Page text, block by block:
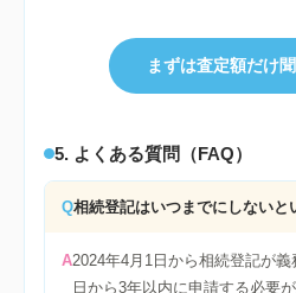
まずは査定額だけ
5. よくある質問（FAQ）
Q相続登記はいつまでにしないと
A2024年4月1日から相続登記が
日から3年以内に申請する必要